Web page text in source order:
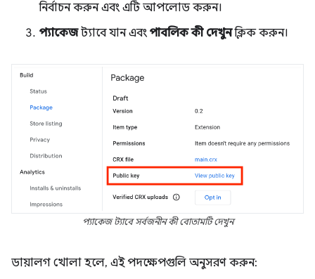
নির্বাচন করুন এবং এটি আপলোড করুন।
প্যাকেজট্যাবে যান এবং পাবলিক কী দেখুনক্লিক করুন।
প্যাকেজ ট্যাবে সর্বজনীন কী বোতামটি দেখুন
ডায়ালগ খোলা হলে, এই পদক্ষেপগুলি অনুসরণ করুন: